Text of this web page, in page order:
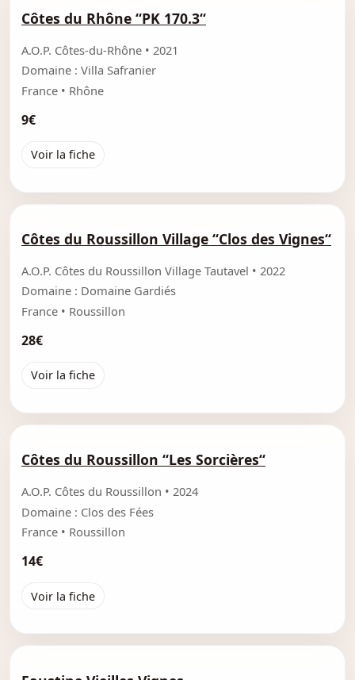
Côtes du Rhône “PK 170.3“
A.O.P. Côtes-du-Rhône • 2021
Domaine : Villa Safranier
France • Rhône
9€
Voir la fiche
Côtes du Roussillon Village “Clos des Vignes“
A.O.P. Côtes du Roussillon Village Tautavel • 2022
Domaine : Domaine Gardiés
France • Roussillon
28€
Voir la fiche
Côtes du Roussillon “Les Sorcières“
A.O.P. Côtes du Roussillon • 2024
Domaine : Clos des Fées
France • Roussillon
14€
Voir la fiche